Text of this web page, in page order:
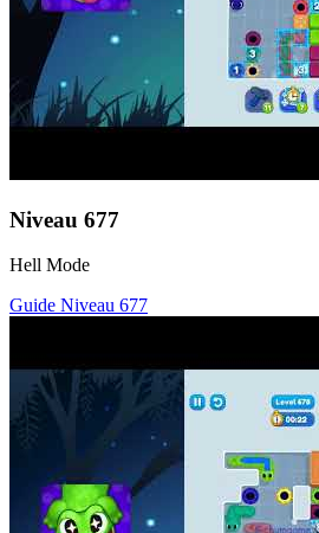
Niveau 677
Hell Mode
Guide Niveau 677